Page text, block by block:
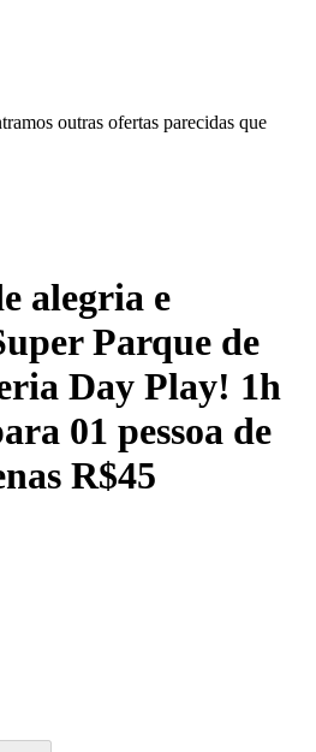
outras ofertas parecidas que
alegria e
Parque de
Day Play! 1h
01 pessoa de
R$45